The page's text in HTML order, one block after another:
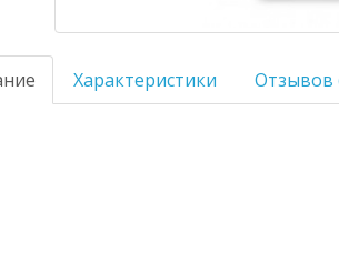
Характеристики Отзывов